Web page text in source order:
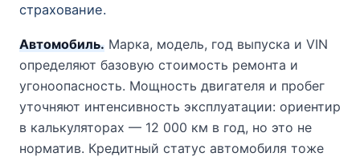
страхование.
Автомобиль. Марка, модель, год выпуска и VIN
определяют базовую стоимость ремонта и
угоноопасность. Мощность двигателя и пробег
уточняют интенсивность эксплуатации: ориентир
в калькуляторах — 12 000 км в год, но это не
норматив. Кредитный статус автомобиля тоже